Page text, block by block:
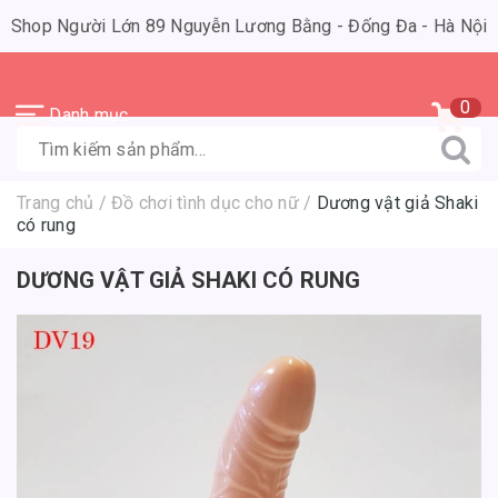
Shop Người Lớn 89 Nguyễn Lương Bằng - Đống Đa - Hà Nội
Danh mục 0
Trang chủ / Đồ chơi tình dục cho nữ / Dương vật giả Shaki
có rung
DƯƠNG VẬT GIẢ SHAKI CÓ RUNG